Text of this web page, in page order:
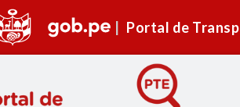
Portal de